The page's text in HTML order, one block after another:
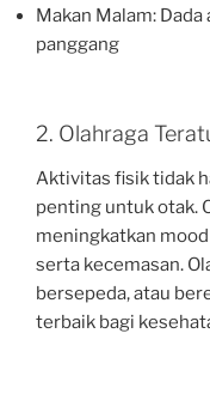
Makan Malam:
panggang
2. Olahraga
Aktivitas fisik tidak
penting untuk otak.
meningkatkan
serta kecemasan.
bersepeda, atau
terbaik bagi